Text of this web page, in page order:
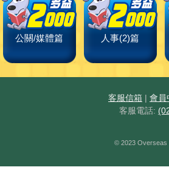
公關/媒體篇
人事(2)篇
客服信箱 | 會員
客服電話:
© 2023 Overseas